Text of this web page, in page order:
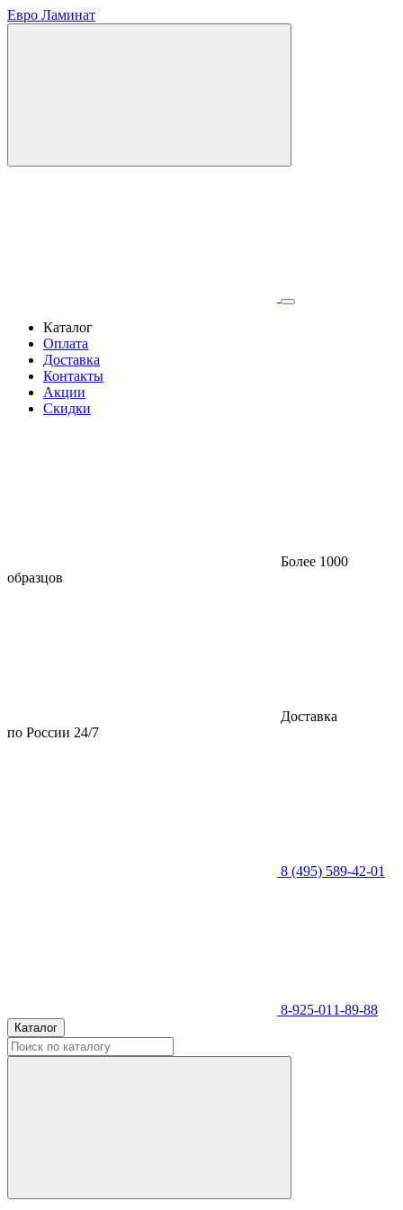
Евро Ламинат
Каталог
Оплата
Доставка
Контакты
Акции
Скидки
Более 1000
образцов
Доставка
по России 24/7
8 (495) 589-42-01
8-925-011-89-88
Каталог